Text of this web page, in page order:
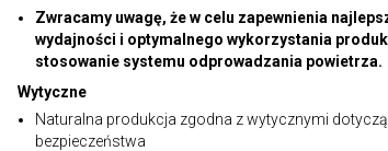
Zwracamy uwagę, że w celu zapewnienia
wydajności i optymalnego wykorzystania
stosowanie systemu odprowadzania powietrza.
Wytyczne
Naturalna produkcja zgodna z wytycznymi
bezpieczeństwa